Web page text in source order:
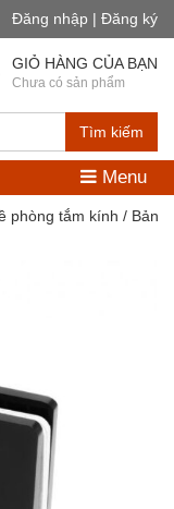
Đăng nhập | Đăng ký
Tìm kiếm
GIỎ HÀNG CỦA BẠN
Chưa có sản phẩm
Menu
phòng tắm kính / Bản